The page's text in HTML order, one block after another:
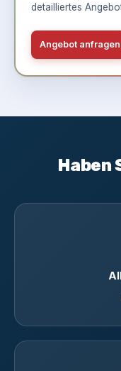
detailliertes
Angebot anfragen
Haben